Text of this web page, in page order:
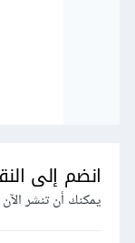
انضم إلى
يمكنك أن تنشر